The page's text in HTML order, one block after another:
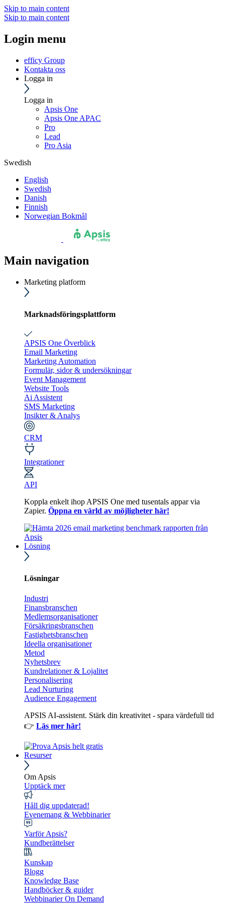
Skip to main content
Skip to main content
Login menu
efficy Group
Kontakta oss
Logga in
Logga in
Apsis One
Apsis One APAC
Pro
Lead
Pro Asia
Swedish
English
Swedish
Danish
Finnish
Norwegian Bokmål
Main navigation
Marketing platform
Marknadsföringsplattform
APSIS One Överblick
Email Marketing
Marketing Automation
Formulär, sidor & undersökningar
Event Management
Website Tools
Ai Assistent
SMS Marketing
Insikter & Analys
CRM
Integrationer
API
Koppla enkelt ihop APSIS One med tusentals appar via
Zapier. Öppna en värld av möjligheter här!
Lösning
Lösningar
Industri
Finansbranschen
Medlemsorganisationer
Försäkringsbranschen
Fastighetsbranschen
Ideella organisationer
Metod
Nyhetsbrev
Kundrelationer & Lojalitet
Personalisering
Lead Nurturing
Audience Engagement
APSIS AI-assistent. Stärk din kreativitet - spara värdefull tid
👉 Läs mer här!
Resurser
Om Apsis
Upptäck mer
Håll dig uppdaterad!
Evenemang & Webbinarier
Varför Apsis?
Kundberättelser
Kunskap
Blogg
Knowledge Base
Handböcker & guider
Webbinarier On Demand